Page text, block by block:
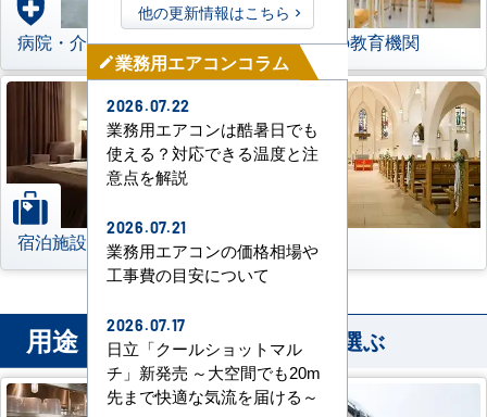
病院・介護施設 学校などの教育機関
宿泊施設 その他
用途 から業務用エアコンを選ぶ
他の更新情報はこちら
mode_edit業務用エアコンコラム
2026.07.22
業務用エアコンは酷暑日でも
使える？対応できる温度と注
意点を解説
2026.07.21
業務用エアコンの価格相場や
工事費の目安について
2026.07.17
日立「クールショットマル
チ」新発売 ～大空間でも20m
先まで快適な気流を届ける～